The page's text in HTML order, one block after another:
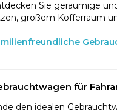
Sie geräumige
großem Kofferraum
für
den idealen